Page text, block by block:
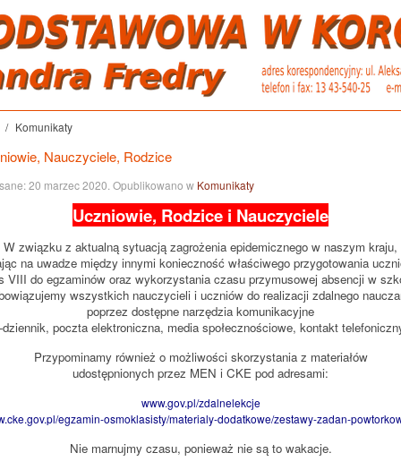
Komunikaty
Nauczyciele, Rodzice
20 marzec 2020 . Opublikowano w Komunikaty
Uczniowie, Rodzice i Nauczyciele
W związku z aktualną sytuacją zagrożenia epidemicznego w naszym kraju,
na uwadze między innymi konieczność właściwego przygotowania
VIII do egzaminów oraz wykorzystania czasu przymusowej absencji w
wszystkich nauczycieli i uczniów do realizacji zdalnego
poprzez dostępne narzędzia komunikacyjne
dziennik, poczta elektroniczna, media społecznościowe, kontakt
Przypominamy również o możliwości skorzystania z materiałów
udostępnionych przez MEN i CKE pod adresami:
www.gov.pl/zdalnelekcje
egzamin-osmoklasisty/materialy-dodatkowe/zestawy-zadan-
Nie marnujmy czasu, ponieważ nie są to wakacje.